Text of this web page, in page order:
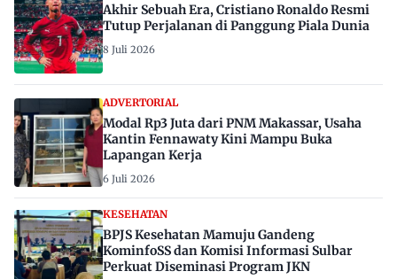
Akhir Sebuah Era, Cristiano Ronaldo Resmi
Tutup Perjalanan di Panggung Piala Dunia
8 Juli 2026
ADVERTORIAL
Modal Rp3 Juta dari PNM Makassar, Usaha
Kantin Fennawaty Kini Mampu Buka
Lapangan Kerja
6 Juli 2026
KESEHATAN
BPJS Kesehatan Mamuju Gandeng
KominfoSS dan Komisi Informasi Sulbar
Perkuat Diseminasi Program JKN